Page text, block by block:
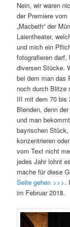
Nein, wir waren
der Premiere
„Macbeth“ der
Laientheater,
und mich ein
fotografieren darf,
diversen Stücke.
bei dem man das
noch durch Blitze
III mit dem 70 bis
Blenden, denn
und man
bayrischen
konzentrieren
vom Text nicht
jedes Jahr lohnt
mache für diese
Seite gehen >>>.
im Februar 2018.